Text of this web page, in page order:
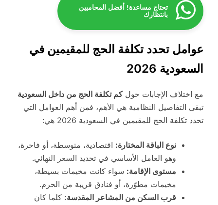
تحتاج مساعدة! أفضل المحاميين
بانتظارك
عوامل تحدد تكلفة الحج للمقيمين في
السعودية 2026
مع اختلاف الإجابات حولكم تكلفة الحج من داخل السعودية
تبقى التفاصيل النظامية هي الأهم، فمن أهم العوامل التي
تحدد تكلفة الحج للمقيمين في السعودية 2026 هي:
نوع الباقة المختارة: اقتصادية، متوسطة، أو فاخرة،
وهو العامل الأساسي في تحديد السعر النهائي.
مستوى الإقامة: سواء كانت مخيمات بسيطة،
مخيمات مطوّرة، أو فنادق قريبة من الحرم.
قرب السكن من المشاعر المقدسة: كلما كان